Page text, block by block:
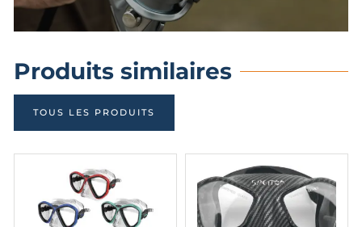
Produits similaires
TOUS LES PRODUITS